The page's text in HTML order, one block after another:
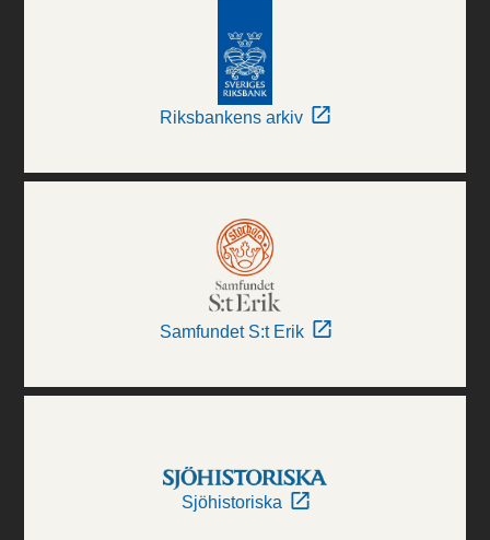
Riksbankens arkiv
Samfundet S:t Erik
Sjöhistoriska